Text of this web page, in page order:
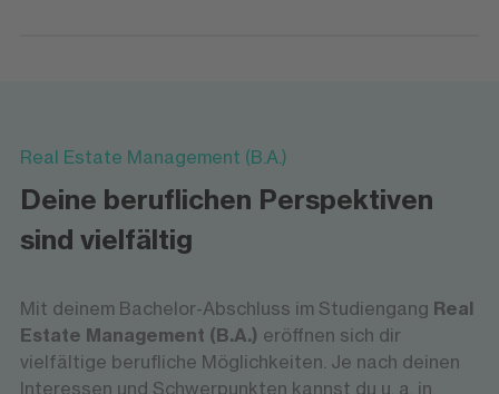
Real Estate Management (B.A.)
Deine beruflichen Perspektiven
sind vielfältig
Mit deinem Bachelor-Abschluss im Studiengang Real
Estate Management (B.A.) eröffnen sich dir
vielfältige berufliche Möglichkeiten. Je nach deinen
Interessen und Schwerpunkten kannst du u. a. in